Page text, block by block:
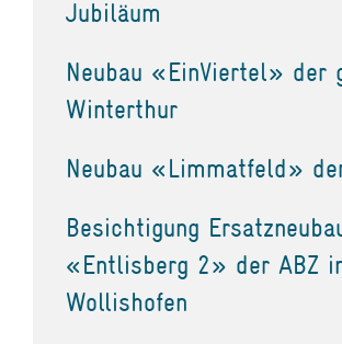
Jubiläum
Neubau «EinViertel» der
Winterthur
Neubau «Limmatfeld»
Besichtigung
«Entlisberg 2» der ABZ
Wollishofen